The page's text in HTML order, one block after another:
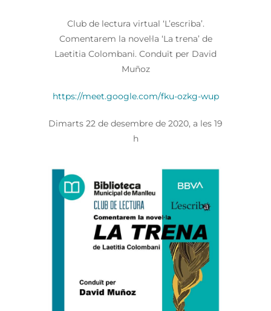
Club de lectura virtual ‘L’escriba’.
Comentarem la novel·la ‘La trena’ de
Laetitia Colombani. Conduït per David
Muñoz
https://meet.google.com/fku-ozkg-wup
Dimarts 22 de desembre de 2020, a les 19
h